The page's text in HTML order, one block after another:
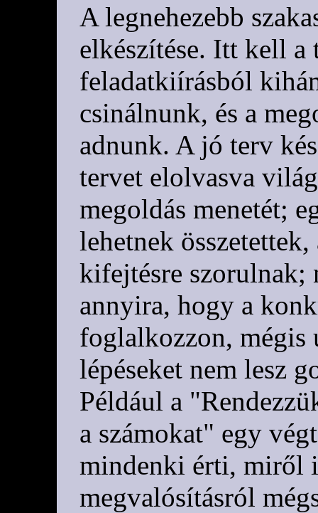
A legnehezebb
elkészítése. Itt kell a
feladatkiírásból
csinálnunk, és a
adnunk. A jó terv
tervet elolvasva
megoldás menetét;
lehetnek
kifejtésre szorulnak;
annyira, hogy a
foglalkozzon, mégis
lépéseket nem lesz
Például a
a számokat" egy
mindenki érti, miről
megvalósításról